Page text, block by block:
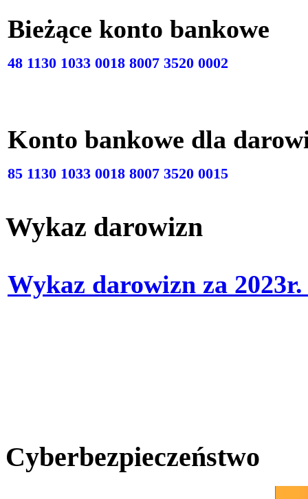
Bieżące konto
48 1130 1033 0018 8007 3520 0002
Konto bankowe dla
85 1130 1033 0018 8007 3520 0015
Wykaz darowizn
Wykaz darowizn za
Cyberbezpieczeństwo